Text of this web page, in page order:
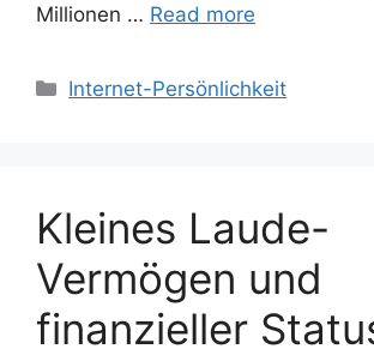
Millionen … Read more
Categories
Internet-Persönlichkeit
Kleines Laude-
Vermögen und
finanzieller